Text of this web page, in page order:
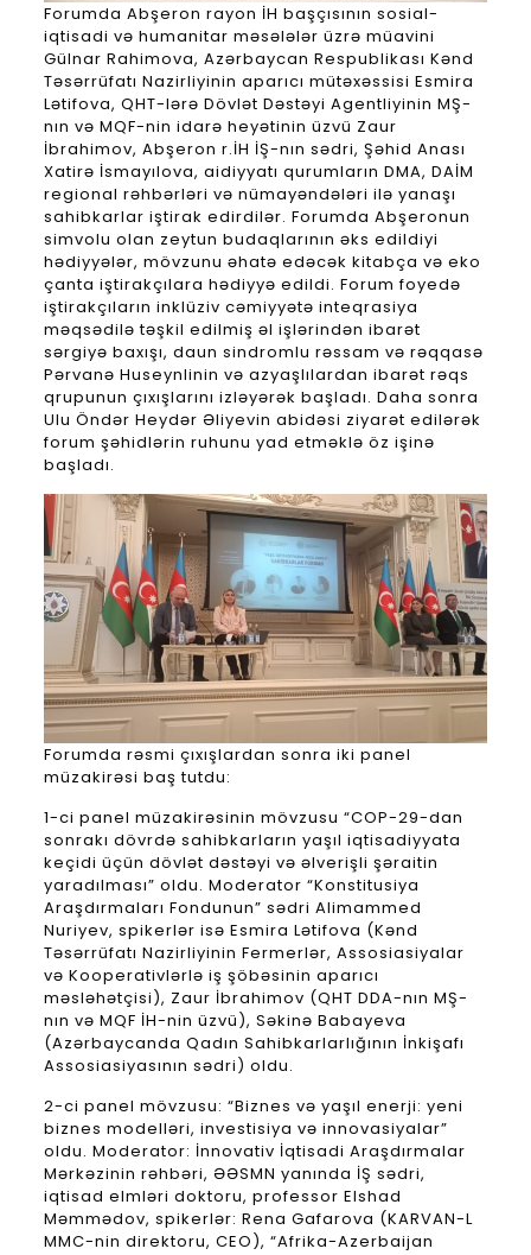
Forumda Abşeron rayon İH başçısının sosial-
iqtisadi və humanitar məsələlər üzrə müavini
Gülnar Rahimova, Azərbaycan Respublikası Kənd
Təsərrüfatı Nazirliyinin aparıcı mütəxəssisi Esmira
Lətifova, QHT-lərə Dövlət Dəstəyi Agentliyinin MŞ-
nın və MQF-nin idarə heyətinin üzvü Zaur
İbrahimov, Abşeron r.İH İŞ-nın sədri, Şəhid Anası
Xatirə İsmayılova, aidiyyatı qurumların DMA, DAİM
regional rəhbərləri və nümayəndələri ilə yanaşı
sahibkarlar iştirak edirdilər. Forumda Abşeronun
simvolu olan zeytun budaqlarının əks edildiyi
hədiyyələr, mövzunu əhatə edəcək kitabça və eko
çanta iştirakçılara hədiyyə edildi. Forum foyedə
iştirakçıların inklüziv cəmiyyətə inteqrasiya
məqsədilə təşkil edilmiş əl işlərindən ibarət
sərgiyə baxışı, daun sindromlu rəssam və rəqqasə
Pərvanə Huseynlinin və azyaşlılardan ibarət rəqs
qrupunun çıxışlarını izləyərək başladı. Daha sonra
Ulu Öndər Heydər Əliyevin abidəsi ziyarət edilərək
forum şəhidlərin ruhunu yad etməklə öz işinə
başladı.
Forumda rəsmi çıxışlardan sonra iki panel
müzakirəsi baş tutdu:
1-ci panel müzakirəsinin mövzusu “COP-29-dan
sonrakı dövrdə sahibkarların yaşıl iqtisadiyyata
keçidi üçün dövlət dəstəyi və əlverişli şəraitin
yaradılması” oldu. Moderator “Konstitusiya
Araşdırmaları Fondunun” sədri Alimammed
Nuriyev, spikerlər isə Esmira Lətifova (Kənd
Təsərrüfatı Nazirliyinin Fermerlər, Assosiasiyalar
və Kooperativlərlə iş şöbəsinin aparıcı
məsləhətçisi), Zaur İbrahimov (QHT DDA-nın MŞ-
nın və MQF İH-nin üzvü), Səkinə Babayeva
(Azərbaycanda Qadın Sahibkarlarlığının İnkişafı
Assosiasiyasının sədri) oldu.
2-ci panel mövzusu: “Biznes və yaşıl enerji: yeni
biznes modelləri, investisiya və innovasiyalar”
oldu. Moderator: İnnovativ İqtisadi Araşdırmalar
Mərkəzinin rəhbəri, ƏƏSMN yanında İŞ sədri,
iqtisad elmləri doktoru, professor Elshad
Məmmədov, spikerlər: Rena Gafarova (KARVAN-L
MMC-nin direktoru, CEO), “Afrika-Azerbaijan